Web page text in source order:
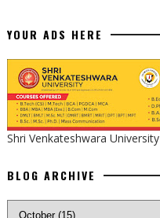
YOUR ADS HERE
Shri Venkateshwara University
BLOG ARCHIVE